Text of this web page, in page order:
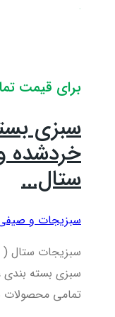
برای قیمت
سبزی
ستال...
سبزیجات و
سبزیجات ستال
سبزی بسته
تمامی محصولات